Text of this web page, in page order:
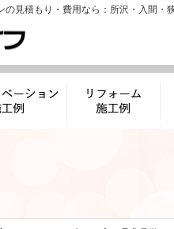
の見積もり・費用なら：所沢・入間・